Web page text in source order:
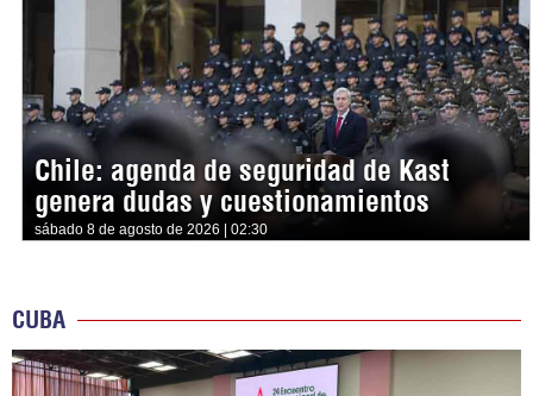
Chile: agenda de seguridad de Kast
genera dudas y cuestionamientos
sábado 8 de agosto de 2026 | 02:30
CUBA